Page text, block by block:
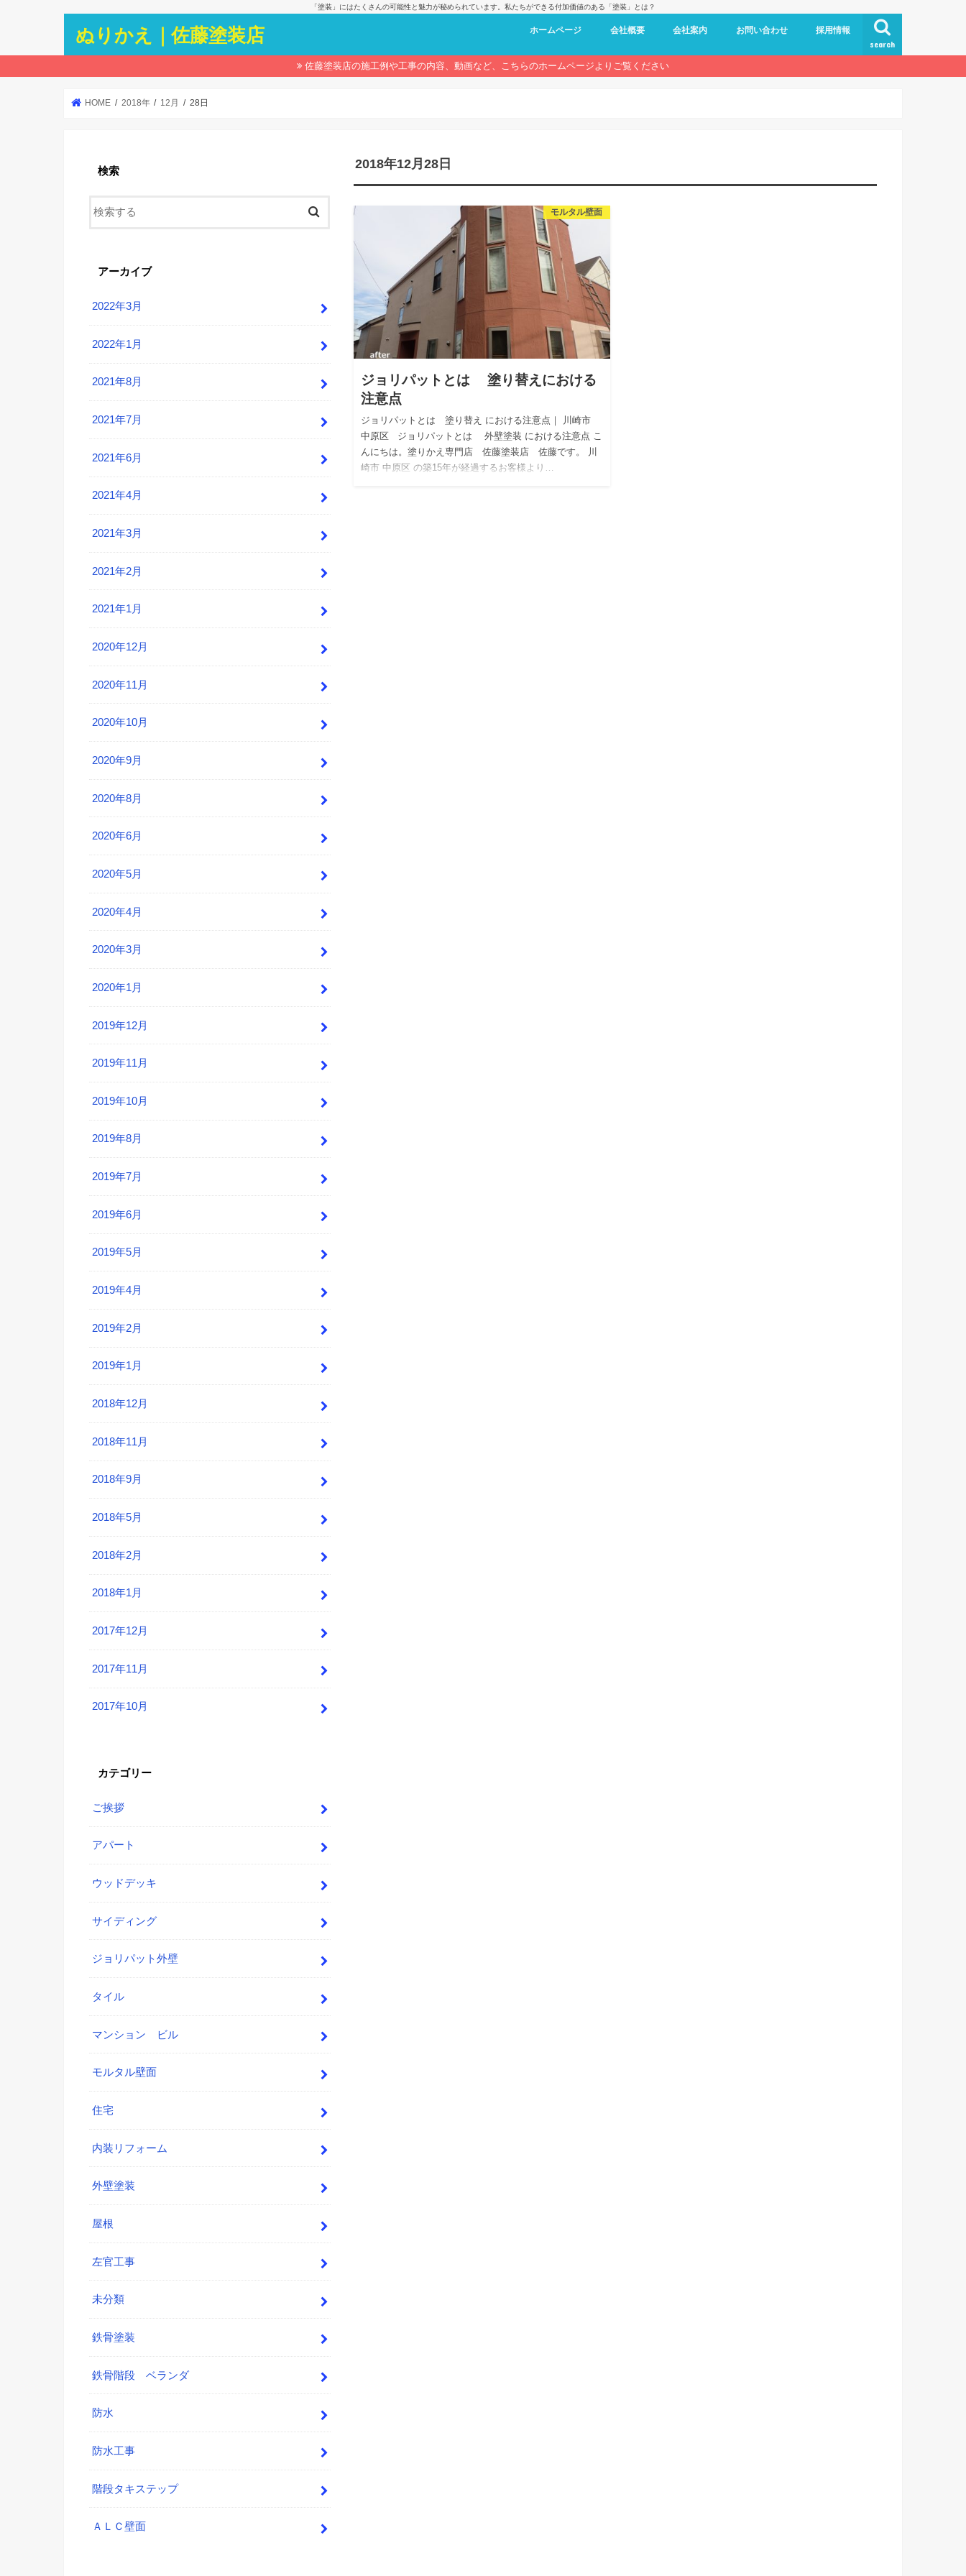
「塗装」にはたくさんの可能性と魅力が秘められています。私たちができる付加価値のある「塗装」とは？
ぬりかえ｜佐藤塗装店 search
ホームページ 会社概要 会社案内 お問い合わせ 採用情報
佐藤塗装店の施工例や工事の内容、動画など、こちらのホームページよりご覧ください
HOME 2018年 12月 28日
2018年12月28日
モルタル壁面
ジョリパットとは 塗り替えにおける
注意点
ジョリパットとは 塗り替え における注意点｜ 川崎市
中原区 ジョリパットとは 外壁塗装 における注意点 こ
んにちは。塗りかえ専門店 佐藤塗装店 佐藤です。 川
崎市 中原区 の築15年が経過するお客様より…
検索
アーカイブ
2022年3月
2022年1月
2021年8月
2021年7月
2021年6月
2021年4月
2021年3月
2021年2月
2021年1月
2020年12月
2020年11月
2020年10月
2020年9月
2020年8月
2020年6月
2020年5月
2020年4月
2020年3月
2020年1月
2019年12月
2019年11月
2019年10月
2019年8月
2019年7月
2019年6月
2019年5月
2019年4月
2019年2月
2019年1月
2018年12月
2018年11月
2018年9月
2018年5月
2018年2月
2018年1月
2017年12月
2017年11月
2017年10月
カテゴリー
ご挨拶
アパート
ウッドデッキ
サイディング
ジョリパット外壁
タイル
マンション ビル
モルタル壁面
住宅
内装リフォーム
外壁塗装
屋根
左官工事
未分類
鉄骨塗装
鉄骨階段 ベランダ
防水
防水工事
階段タキステップ
ＡＬＣ壁面